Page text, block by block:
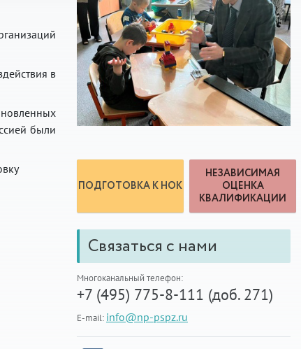
в
были
ПОДГОТОВКА К НОК
НЕЗАВИСИМАЯ
ОЦЕНКА
КВАЛИФИКАЦИИ
Связаться с нами
Многоканальный телефон:
+7 (495) 775-8-111 (доб. 271)
E-mail: info@np-pspz.ru